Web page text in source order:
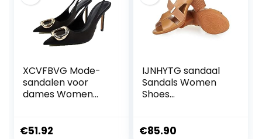
XCVFBVG Mode-
sandalen voor
dames Women
Pumps Strappy
€51.92
IJNHYTG sandaal
Sandals Women
Shoes
Peep Toe Non-slip
€85.90